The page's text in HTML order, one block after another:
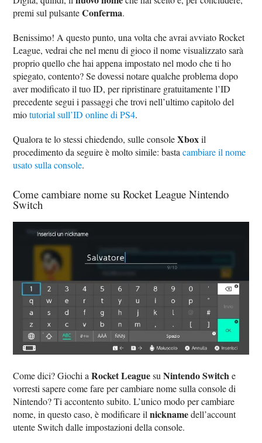
premi sul pulsanteConferma.
Benissimo! A questo punto, una volta che avrai avviato Rocket
League, vedrai che nel menu di gioco il nome visualizzato sarà
proprio quello che hai appena impostato nel modo che ti ho
spiegato, contento? Se dovessi notare qualche problema dopo
aver modificato il tuo ID, per ripristinare gratuitamente l’ID
precedente segui i passaggi che trovi nell’ultimo capitolo del
miotutorial sull’ID online di PS4.
Qualora te lo stessi chiedendo, sulle consoleXboxil
procedimento da seguire è molto simile: bastacambiare il nome
usato sulla console.
Come cambiare nome su Rocket League Nintendo
Switch
Come dici? Giochi aRocket LeaguesuNintendo Switche
vorresti sapere come fare per cambiare nome sulla console di
Nintendo? Ti accontento subito. L’unico modo per cambiare
nome, in questo caso, è modificare ilnicknamedell’account
utente Switch dalle impostazioni della console.